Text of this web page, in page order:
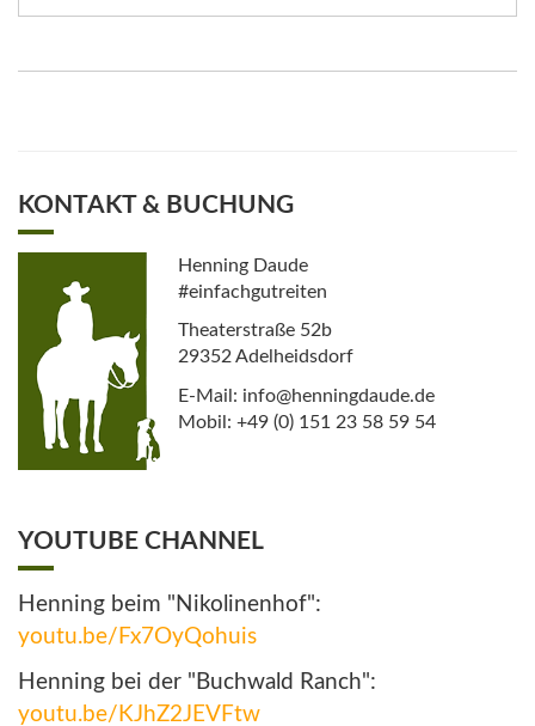
KONTAKT & BUCHUNG
Henning Daude
#einfachgutreiten
Theaterstraße 52b
29352 Adelheidsdorf
E-Mail: info@henningdaude.de
Mobil: +49 (0) 151 23 58 59 54
YOUTUBE CHANNEL
Henning beim "Nikolinenhof":
youtu.be/Fx7OyQohuis
Henning bei der "Buchwald Ranch":
youtu.be/KJhZ2JEVFtw